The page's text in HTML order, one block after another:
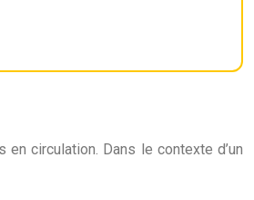
circulation. Dans le contexte d’un